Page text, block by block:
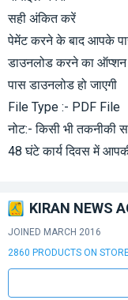
सही अंकित करें
पेमेंट करने के बाद आपके
डाउनलोड करने का ऑप्शन
पास डाउनलोड हो जाएगी
File Type :- PDF File
नोट:- किसी भी तकनीकी
48 घंटे कार्य दिवस में
KIRAN NEWS
JOINED MARCH 2016
2860 PRODUCTS ON